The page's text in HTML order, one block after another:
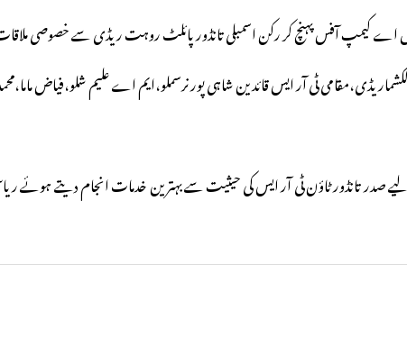
اے کیمپ آفس پہنچ کر رکن اسمبلی تانڈور پائلٹ روہت ریڈی سے خصوصی
ٹی آر ایس قائدین شاہی پور نرسملو،ایم اے علیم شلو،فیاض
صدر تانڈور ٹاؤن ٹی آر ایس کی حیثیت سے بہترین خدمات انجام دیتے ہوئے